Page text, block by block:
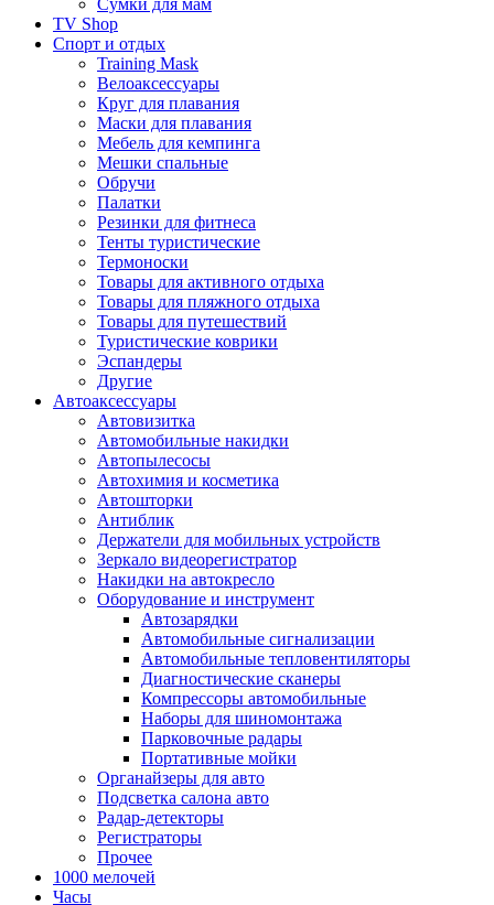
Сумки для мам
TV Shop
Спорт и отдых
Training Mask
Велоаксессуары
Круг для плавания
Маски для плавания
Мебель для кемпинга
Мешки спальные
Обручи
Палатки
Резинки для фитнеса
Тенты туристические
Термоноски
Товары для активного отдыха
Товары для пляжного отдыха
Товары для путешествий
Туристические коврики
Эспандеры
Другие
Автоаксессуары
Автовизитка
Автомобильные накидки
Автопылесосы
Автохимия и косметика
Автошторки
Антиблик
Держатели для мобильных устройств
Зеркало видеорегистратор
Накидки на автокресло
Оборудование и инструмент
Автозарядки
Автомобильные сигнализации
Автомобильные тепловентиляторы
Диагностические сканеры
Компрессоры автомобильные
Наборы для шиномонтажа
Парковочные радары
Портативные мойки
Органайзеры для авто
Подсветка салона авто
Радар-детекторы
Регистраторы
Прочее
1000 мелочей
Часы